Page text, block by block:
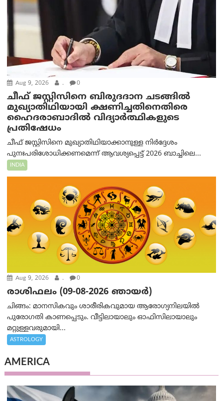
Aug 9, 2026 . 0
ചീഫ് ജസ്റ്റിസിനെ ബിരുദദാന ചടങ്ങില്‍
മുഖ്യാതിഥിയായി ക്ഷണിച്ചതിനെതിരെ
ഹൈദരാബാദില്‍ വിദ്യാർത്ഥികളുടെ
പ്രതിഷേധം
ചീഫ് ജസ്റ്റിസിനെ മുഖ്യാതിഥിയാക്കാനുള്ള നിർദ്ദേശം
പുനഃപരിശോധിക്കണമെന്ന് ആവശ്യപ്പെട്ട് 2026 ബാച്ചിലെ...
INDIA
Aug 9, 2026 . 0
രാശിഫലം (09-08-2026 ഞായര്‍)
ചിങ്ങം: മാനസികവും ശാരീരികവുമായ ആരോഗ്യനിലയിൽ
പുരോഗതി കാണപ്പെടും. വീട്ടിലായാലും ഓഫിസിലായാലും
മറ്റുള്ളവരുമായി...
ASTROLOGY
AMERICA